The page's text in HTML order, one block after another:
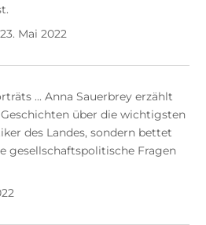
Mai 2022
... Anna Sauerbrey erzählt
über die wichtigsten
des Landes, sondern bettet
gesellschaftspolitische Fragen